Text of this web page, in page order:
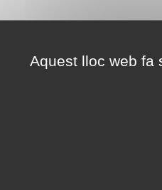
Aquest lloc web fa